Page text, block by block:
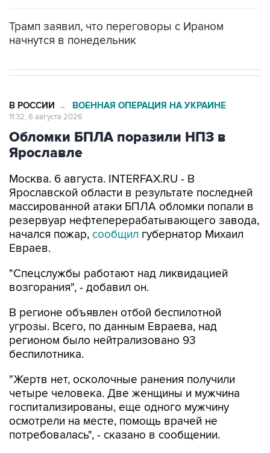
Трамп заявил, что переговоры с Ираном
начнутся в понедельник
В РОССИИ → ВОЕННАЯ ОПЕРАЦИЯ НА УКРАИНЕ
11:32, 6 августа 2026
Обломки БПЛА поразили НПЗ в
Ярославле
Москва. 6 августа. INTERFAX.RU - В
Ярославской области в результате последней
массированной атаки БПЛА обломки попали в
резервуар нефтеперерабатывающего завода,
начался пожар, сообщил губернатор Михаил
Евраев.
"Спецслужбы работают над ликвидацией
возгорания", - добавил он.
В регионе объявлен отбой беспилотной
угрозы. Всего, по данным Евраева, над
регионом было нейтрализовано 93
беспилотника.
"Жертв нет, осколочные ранения получили
четыре человека. Две женщины и мужчина
госпитализированы, еще одного мужчину
осмотрели на месте, помощь врачей не
потребовалась", - сказано в сообщении.